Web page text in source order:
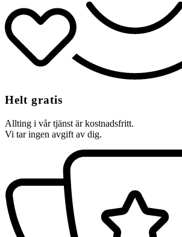
Helt gratis
Allting i vår tjänst är kostnadsfritt.
Vi tar ingen avgift av dig.